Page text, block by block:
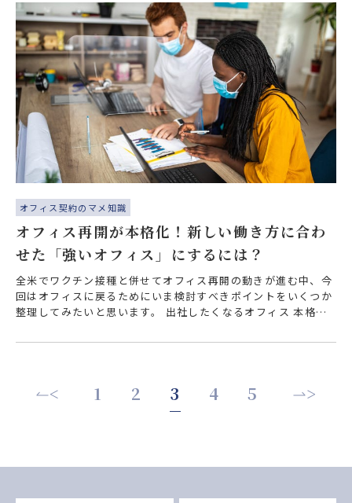
オフィス契約のマメ知識
オフィス再開が本格化！新しい働き方に合わ
せた「強いオフィス」にするには？
全米でワクチン接種と併せてオフィス再開の動きが進む中、今
回はオフィスに戻るためにいま検討すべきポイントをいくつか
整理してみたいと思います。 出社したくなるオフィス 本格的
< 1 2 3 4 5 >